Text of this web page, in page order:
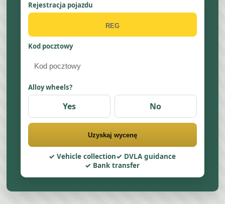
Rejestracja pojazdu
Kod pocztowy
Alloy wheels?
Yes No
Uzyskaj wycenę
Vehicle collection
DVLA guidance
Bank transfer